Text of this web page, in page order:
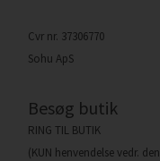
Cvr nr. 37306770
Sohu ApS
Besøg butik
RING TIL BUTIK
(KUN henvendelse vedr. den